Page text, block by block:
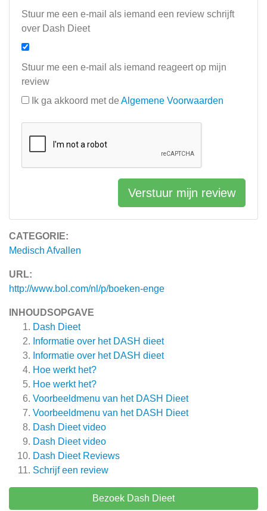
CATEGORIE:
Medisch Afvallen
URL:
http://www.bol.com/nl/p/boeken-enge
INHOUDSOPGAVE
Dash Dieet
Informatie over het DASH dieet
Informatie over het DASH dieet
Hoe werkt het?
Hoe werkt het?
Voorbeeldmenu van het DASH Dieet
Voorbeeldmenu van het DASH Dieet
Dash Dieet video
Dash Dieet video
Dash DieetReviews
Schrijf een review
Bezoek Dash Dieet
Stuur me een e-mail als iemand een review schrijft
over Dash Dieet
Stuur me een e-mail als iemand reageert op mijn
review
Ik ga akkoord met de Algemene Voorwaarden
Verstuur mijn review